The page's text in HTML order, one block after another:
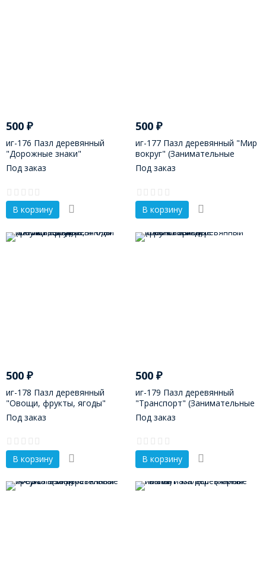
500 ₽
иг-176 Пазл деревянный
"Дорожные знаки"
(Занимательные
треугольники)
Под заказ
В корзину
500₽
иг-177 Пазл деревянный "Мир
вокруг" (Занимательные
треугольники)
Под заказ
В корзину
500 ₽
иг-178 Пазл деревянный
"Овощи, фрукты, ягоды"
(Занимательные
треугольники)
Под заказ
В корзину
500₽
иг-179 Пазл деревянный
"Транспорт" (Занимательные
треугольники)
Под заказ
В корзину